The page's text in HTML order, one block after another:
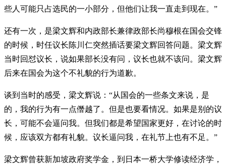
些人可能只占选民的一小部分，但他们让我一直走到现在。”
还有一次，是梁文辉和内政部长兼律政部长尚穆根在国会交锋
的时候，时任议长陈川仁突然插话要梁文辉回答问题。梁文辉
当时回怼议长，说如果部长没有问，议长也就不该问。梁文辉
后来在国会为这个不礼貌的行为道歉。
谈到当时的感受，梁文辉说：“从国会的一些条文来说，是
的，我的行为有一点僭越了。但是也要看情况。如果是别的议
长，可能不会逼问我。但我们都是希望国家更好，在讨论的时
候，应该双方都有礼貌。议长逼问我，在礼节上也有不足。”
梁文辉曾获新加坡政府奖学金，到日本一桥大学修读经济学，